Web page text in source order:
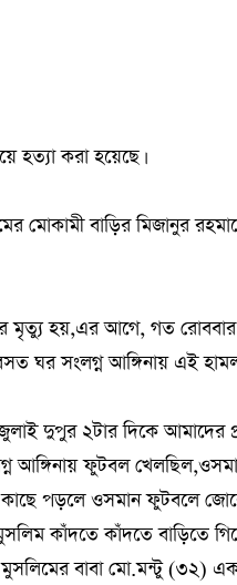
হত্যা করা হয়েছে।
বাড়ির মিজানুর
মৃত্যু হয়,এর আগে, গত
ঘর সংলগ্ন আঙ্গিনায় এই
দুপুর ২টার দিকে আমাদের
আঙ্গিনায় ফুটবল
কাছে পড়লে ওসমান ফুটবলে
কাঁদতে কাঁদতে বাড়িতে
বাবা মো.মন্টু (৩২)